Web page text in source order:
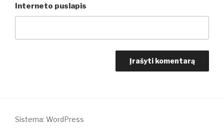
Interneto puslapis
Sistema: WordPress